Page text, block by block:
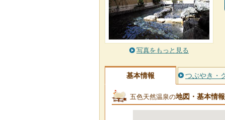
写真をもっと見る
基本情報 つぶやき・
五色天然温泉の地図・基本情報